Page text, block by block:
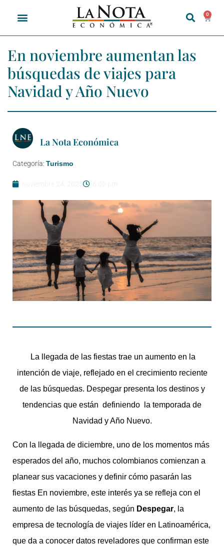
0
En noviembre aumentan las
búsquedas de viajes para
Navidad y Año Nuevo
La Nota Económica
Categoría: Turismo
La llegada de las fiestas trae un aumento en la
intención de viaje, reflejado en el crecimiento reciente
de las búsquedas. Despegar presenta los destinos y
tendencias que están definiendo la temporada de
Navidad y Año Nuevo.
Con la llegada de diciembre, uno de los momentos más
esperados del año, muchos colombianos comienzan a
planear sus vacaciones y definir cómo pasarán las
fiestas En noviembre, este interés ya se refleja con el
aumento de las búsquedas, según Despegar, la
empresa de tecnología de viajes líder en Latinoamérica,
que da a conocer datos reveladores que confirman este